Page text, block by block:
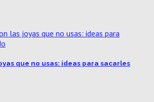
que no usas: ideas para sacarles